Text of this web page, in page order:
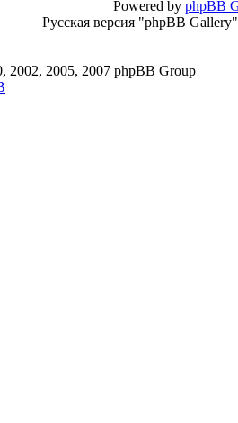
Powered by phpBB
Русская версия "phpBB
2002, 2005, 2007 phpBB Group